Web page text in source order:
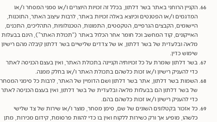
הקניין הרוחני באתר בשר דלתון, בכלל זה זכויות היוצרים ו/או סמני המסחר ו/או
המדגמים ו/או הפטנטים וכיוצא באלה זכויות באתר, לרבות עיצוב האתר, התוכנות,
היישומים, הקבצים הגרפיים, הטקסטים, התמונות, הטכנולוגיות, התהליכים, התכנים,
האייקונים, קוד המחשב וכל חומר אחר הכלול באתר (“תכולת האתר”), הינם בבעלות
מלאה ובלעדית של בשר דלתון, או של צדדים שלישיים בשר דלתון קיבלה מהם רישיון
שימוש כדין.
בשר דלתון שומרת על כל זכויותיה וקניינה בתכולת האתר, ואין בעצם הכניסה לאתר
כדי להעניק רישיון ו/או זכות כלשהם בתכולת האתר ו/או בחלק ממנה.
השמות בשר דלתון, אתר בשר דלתון ושם הדומיין של האתר, לרבות כל סימני המסחר
של בשר דלתון הם בבעלות מלאה ובלעדית של בשר דלתון, ואין בעצם הכניסה לאתר
כדי להעניק רישיון ו/או זכות כלשהם בהם.
כל אזכור בקטלוגים השונים של שם, סימן מסחר, מוצר ו/או שירות של צד שלישי
כלשהו, מופיע אך ורק כשירות ללקוח ואין בו כדי להוות פרסומת, קידום מכירות, מתן